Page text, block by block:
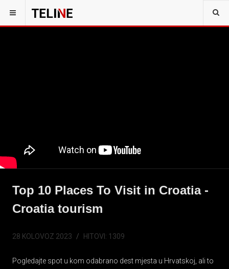
Top 10 Places To Visit in Croatia -
Croatia tourism
28 KOLOVOZ 2023 HITOVI: 1309
Pogledajte spot u kom odabrano dest mjesta u Hrvatskoj, ali to